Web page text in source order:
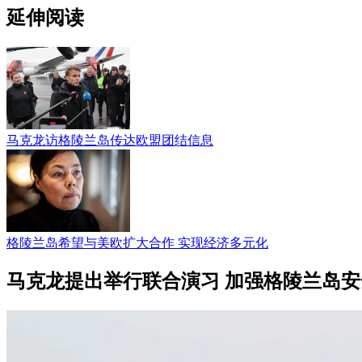
延伸阅读
马克龙访格陵兰岛传达欧盟团结信息
格陵兰岛希望与美欧扩大合作 实现经济多元化
马克龙提出举行联合演习 加强格陵兰岛